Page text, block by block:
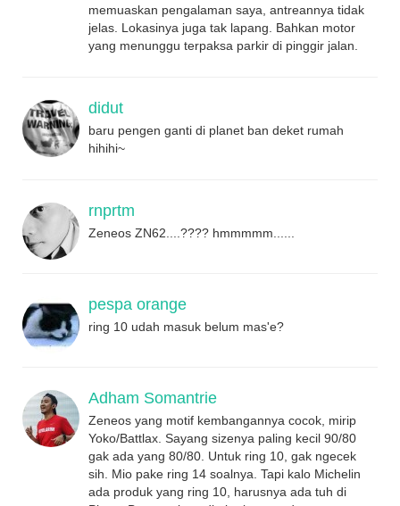
memuaskan pengalaman saya, antreannya tidak
jelas. Lokasinya juga tak lapang. Bahkan motor
yang menunggu terpaksa parkir di pinggir jalan.
didut
baru pengen ganti di planet ban deket rumah
hihihi~
rnprtm
Zeneos ZN62....???? hmmmmm......
pespa orange
ring 10 udah masuk belum mas'e?
Adham Somantrie
Zeneos yang motif kembangannya cocok, mirip
Yoko/Battlax. Sayang sizenya paling kecil 90/80
gak ada yang 80/80. Untuk ring 10, gak ngecek
sih. Mio pake ring 14 soalnya. Tapi kalo Michelin
ada produk yang ring 10, harusnya ada tuh di